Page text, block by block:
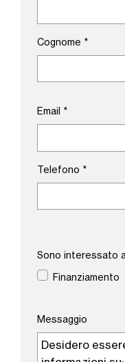
Cognome *
Email *
Telefono *
Sono interessato
Finanziamento
Messaggio